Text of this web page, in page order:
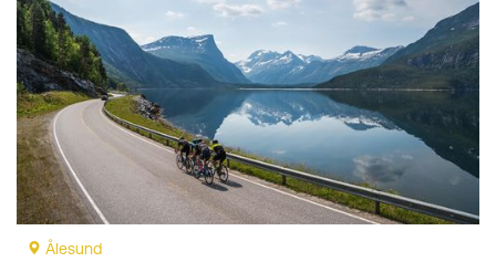
Ålesund